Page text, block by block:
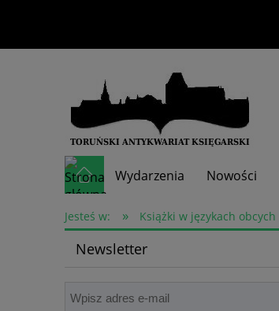
Wydarzenia Nowości
Skup książek
Jesteś w: » Książki w językach obcych
Newsletter